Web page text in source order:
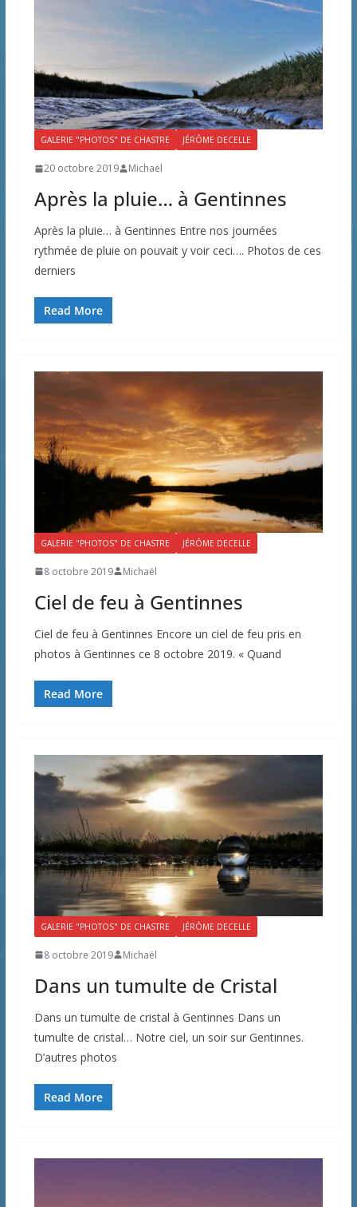
GALERIE "PHOTOS" DE CHASTRE JÉRÔME DECELLE
20 octobre 2019 Michaël
Après la pluie… à Gentinnes
Après la pluie… à Gentinnes Entre nos journées
rythmée de pluie on pouvait y voir ceci…. Photos de ces
derniers
Read More
GALERIE "PHOTOS" DE CHASTRE JÉRÔME DECELLE
8 octobre 2019 Michaël
Ciel de feu à Gentinnes
Ciel de feu à Gentinnes Encore un ciel de feu pris en
photos à Gentinnes ce 8 octobre 2019. « Quand
Read More
GALERIE "PHOTOS" DE CHASTRE JÉRÔME DECELLE
8 octobre 2019 Michaël
Dans un tumulte de Cristal
Dans un tumulte de cristal à Gentinnes Dans un
tumulte de cristal… Notre ciel, un soir sur Gentinnes.
D’autres photos
Read More